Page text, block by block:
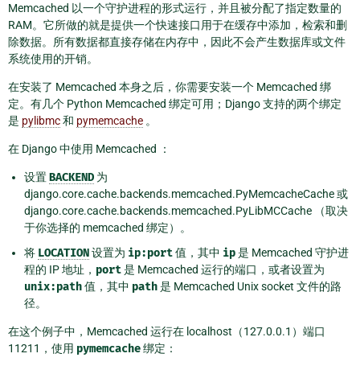
Memcached 以一个守护进程的形式运行，并且被分配了指定数量的
RAM。它所做的就是提供一个快速接口用于在缓存中添加，检索和删
除数据。所有数据都直接存储在内存中，因此不会产生数据库或文件
系统使用的开销。
在安装了 Memcached 本身之后，你需要安装一个 Memcached 绑
定。有几个 Python Memcached 绑定可用；Django 支持的两个绑定
是 pylibmc和 pymemcache 。
在 Django 中使用 Memcached ：
设置BACKEND 为
django.core.cache.backends.memcached.PyMemcacheCache 或
django.core.cache.backends.memcached.PyLibMCCache （取决
于你选择的 memcached 绑定）。
将 LOCATION设置为 ip:port值，其中 ip是 Memcached 守护进
程的 IP 地址， port是 Memcached 运行的端口，或者设置为
unix:path值，其中 path是 Memcached Unix socket 文件的路
径。
在这个例子中，Memcached 运行在 localhost（127.0.0.1）端口
11211，使用 pymemcache绑定：